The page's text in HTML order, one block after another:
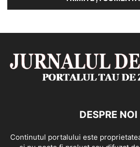
DESPRE NOI
Continutul portalului este